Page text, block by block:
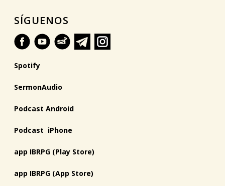
SÍGUENOS
Spotify
SermonAudio
Podcast Android
Podcast iPhone
app IBRPG (Play Store)
app IBRPG (App Store)